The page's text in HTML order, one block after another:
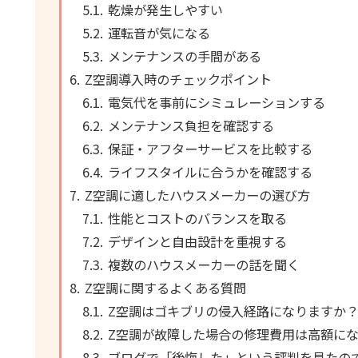
乾燥が発生しやすい
運転音が気になる
メンテナンスの手間がある
Z空調導入時のチェックポイント
電気代を事前にシミュレーションする
メンテナンス負担を確認する
保証・アフターサービスを比較する
ライフスタイルに合うかを確認する
Z空調に適したハウスメーカーの選び方
性能とコストのバランスを取る
デザインと自由設計を重視する
複数のハウスメーカーの話を聞く
Z空調に関するよくある質問
Z空調はゴキブリの侵入経路になりますか？
Z空調が故障した場合の修理費用は高額に